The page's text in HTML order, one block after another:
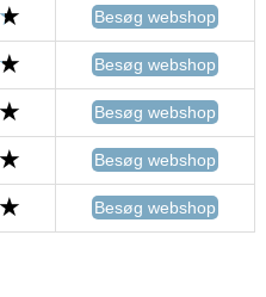
Besøg webshop
Besøg webshop
Besøg webshop
Besøg webshop
Besøg webshop